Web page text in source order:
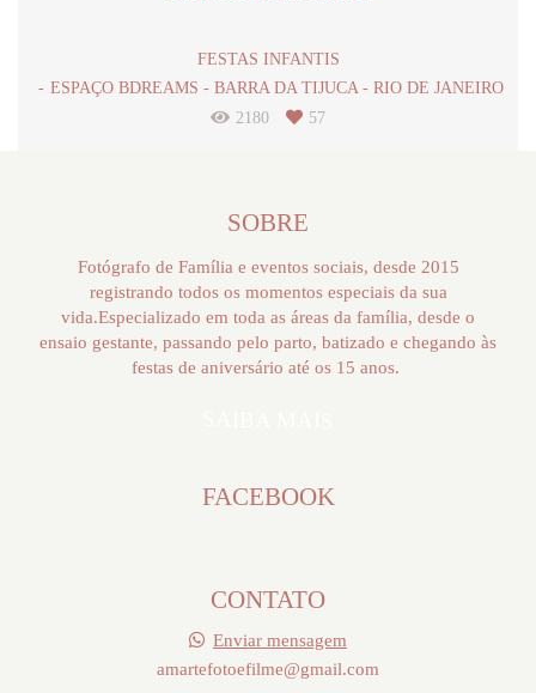
FESTAS INFANTIS
ESPAÇO BDREAMS - BARRA DA TIJUCA - RIO DE JANEIRO
2180
57
SOBRE
Fotógrafo de Família e eventos sociais, desde 2015
registrando todos os momentos especiais da sua
vida.Especializado em toda as áreas da família, desde o
ensaio gestante, passando pelo parto, batizado e chegando às
festas de aniversário até os 15 anos.
FACEBOOK
CONTATO
Enviar mensagem
amartefotoefilme@gmail.com